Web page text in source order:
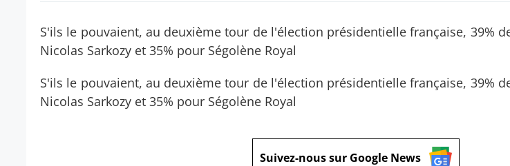
S'ils le pouvaient, au deuxième tour de l'élection présidentielle française, 39%
Nicolas Sarkozy et 35% pour Ségolène Royal
S'ils le pouvaient, au deuxième tour de l'élection présidentielle française, 39%
Nicolas Sarkozy et 35% pour Ségolène Royal
Suivez-nous sur Google News